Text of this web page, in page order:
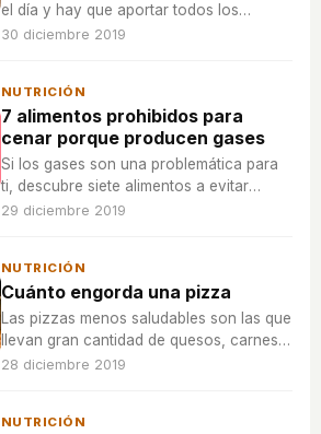
el día y hay que aportar todos los
nutrientes necesarios al cuerpo para
30 diciembre 2019
NUTRICIÓN
7 alimentos prohibidos para
cenar porque producen gases
Si los gases son una problemática para
ti, descubre siete alimentos a evitar
durante las cenas para deshacerte de las
29 diciembre 2019
NUTRICIÓN
Cuánto engorda una pizza
Las pizzas menos saludables son las que
llevan gran cantidad de quesos, carnes
grasas y están elaboradas en fábricas
28 diciembre 2019
NUTRICIÓN